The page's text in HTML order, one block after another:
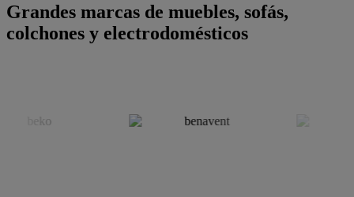
Grandes marcas de muebles, sofás,
colchones y electrodomésticos